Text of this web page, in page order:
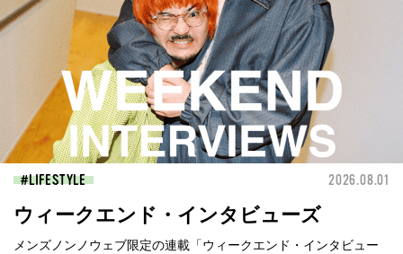
LIFESTYLE 2026.08.01
ウィークエンド・インタビューズ
メンズノンノウェブ限定の連載「ウィークエンド・インタビュー